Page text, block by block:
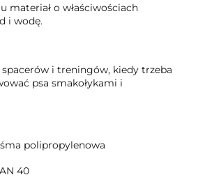
materiał o właściwościach
i wodę.
i treningów, kiedy trzeba
psa smakołykami i
polipropylenowa
40